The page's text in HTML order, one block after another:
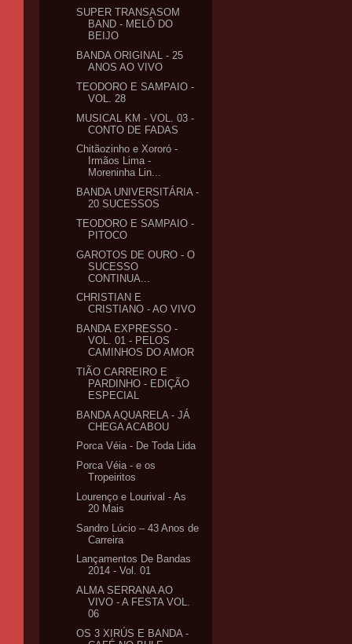
SUPER TRANSASOM
BAND - MELÔ DO
BEIJO
BANDA ORIGINAL - 25
ANOS AO VIVO
TEODORO E SAMPAIO -
VOL. 28
MUSICAL KM - VOL. 03 -
CONTO DE FADAS
Chitãozinho e Xororó -
Irmãos Lima -
Moreninha Lin...
BANDA UNIVERSITÁRIA -
20 SUCESSOS
TEODORO E SAMPAIO -
PITOCO
GAROTOS DE OURO - O
SUCESSO
CONTINUA...
CHRISTIAN E
CRISTIANO - AO VIVO
BANDA EXPRESSO -
VOL. 01 - PELOS
CAMINHOS DO AMOR
TIÃO CARREIRO E
PARDINHO - EDIÇÃO
ESPECIAL
BANDA AQUARELA - JÁ
CHEGA ACABOU
Porca Véia - De Toda Lida
Porca Véia - e os
Tropeiritos
Lourenço e Lourival - As
20 Mais
Sandro Lúcio – 43 Anos de
Carreira
Lançamentos De Bandas
2014 - Vol. 01
ALMA SERRANA AO
VIVO - A FESTA VOL.
06
OS 3 XIRÚS E BANDA -